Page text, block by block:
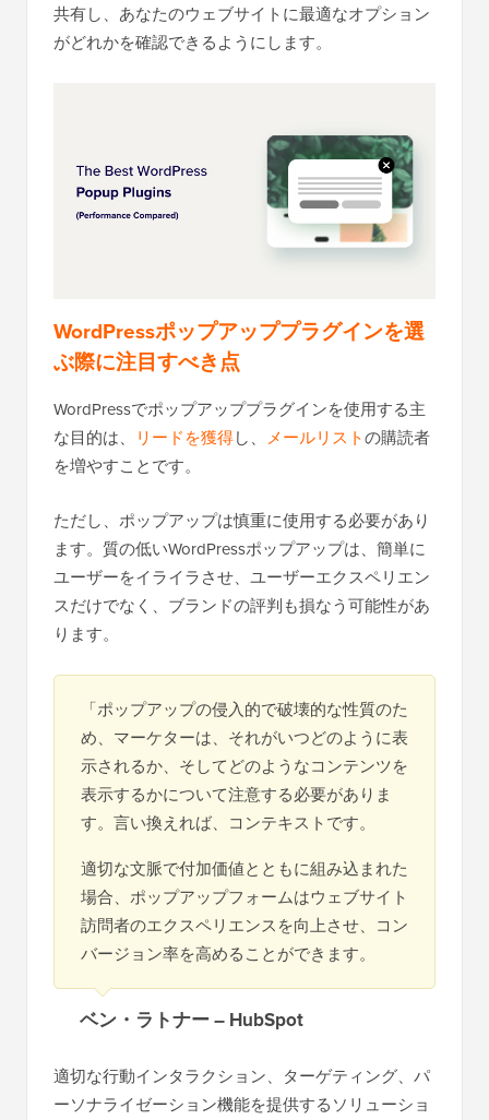
共有し、あなたのウェブサイトに最適なオプション
がどれかを確認できるようにします。
WordPressポップアッププラグインを選
ぶ際に注目すべき点
WordPressでポップアッププラグインを使用する主
な目的は、 リードを獲得し、 メールリストの購読者
を増やすことです。
ただし、ポップアップは慎重に使用する必要があり
ます。質の低いWordPressポップアップは、簡単に
ユーザーをイライラさせ、ユーザーエクスペリエン
スだけでなく、ブランドの評判も損なう可能性があ
ります。
「ポップアップの侵入的で破壊的な性質のた
め、マーケターは、それがいつどのように表
示されるか、そしてどのようなコンテンツを
表示するかについて注意する必要がありま
す。言い換えれば、コンテキストです。
適切な文脈で付加価値とともに組み込まれた
場合、ポップアップフォームはウェブサイト
訪問者のエクスペリエンスを向上させ、コン
バージョン率を高めることができます。
ベン・ラトナー – HubSpot
適切な行動インタラクション、ターゲティング、パ
ーソナライゼーション機能を提供するソリューショ